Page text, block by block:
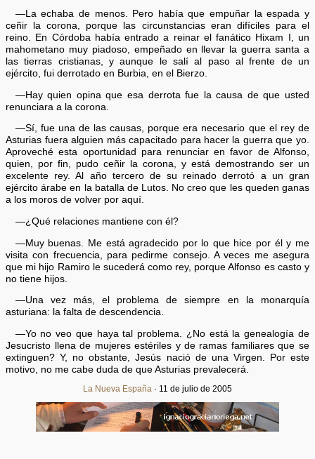
—La echaba de menos. Pero había que empuñar la espada y
ceñir la corona, porque las circunstancias eran difíciles para el
reino. En Córdoba había entrado a reinar el fanático Hixam I, un
mahometano muy piadoso, empeñado en llevar la guerra santa a
las tierras cristianas, y aunque le salí al paso al frente de un
ejército, fui derrotado en Burbia, en el Bierzo.
—Hay quien opina que esa derrota fue la causa de que usted
renunciara a la corona.
—Sí, fue una de las causas, porque era necesario que el rey de
Asturias fuera alguien más capacitado para hacer la guerra que yo.
Aproveché esta oportunidad para renunciar en favor de Alfonso,
quien, por fin, pudo ceñir la corona, y está demostrando ser un
excelente rey. Al año tercero de su reinado derrotó a un gran
ejército árabe en la batalla de Lutos. No creo que les queden ganas
a los moros de volver por aquí.
—¿Qué relaciones mantiene con él?
—Muy buenas. Me está agradecido por lo que hice por él y me
visita con frecuencia, para pedirme consejo. A veces me asegura
que mi hijo Ramiro le sucederá como rey, porque Alfonso es casto y
no tiene hijos.
—Una vez más, el problema de siempre en la monarquía
asturiana: la falta de descendencia.
—Yo no veo que haya tal problema. ¿No está la genealogía de
Jesucristo llena de mujeres estériles y de ramas familiares que se
extinguen? Y, no obstante, Jesús nació de una Virgen. Por este
motivo, no me cabe duda de que Asturias prevalecerá.
La Nueva España · 11 de julio de 2005